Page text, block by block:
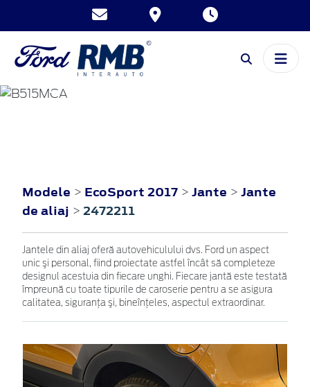
ECOSPORT
Modele > EcoSport 2017 > Jante > Jante
de aliaj > 2472211
Jantele din aliaj oferă autovehiculului dvs. Ford un aspect
unic şi personal, fiind proiectate astfel încât să completeze
designul acestuia din fiecare unghi. Fiecare jantă este testată
împreună cu toate tipurile de caroserie pentru a se asigura
calitatea, siguranţa şi, bineînţeles, aspectul extraordinar.